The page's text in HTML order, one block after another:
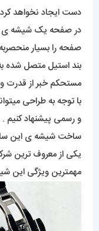
دست ایجاد نخواهد
در صفحه یک شیشه ی
صفحه را بسیار
بند استیل متصل شده
مستحکم خبر از قدرت
با توجه به طراحی
و رسمی پیشنهاد کنیم .
ساخت شیشه ی این
یکی از معروف
مهمترین ویژگی